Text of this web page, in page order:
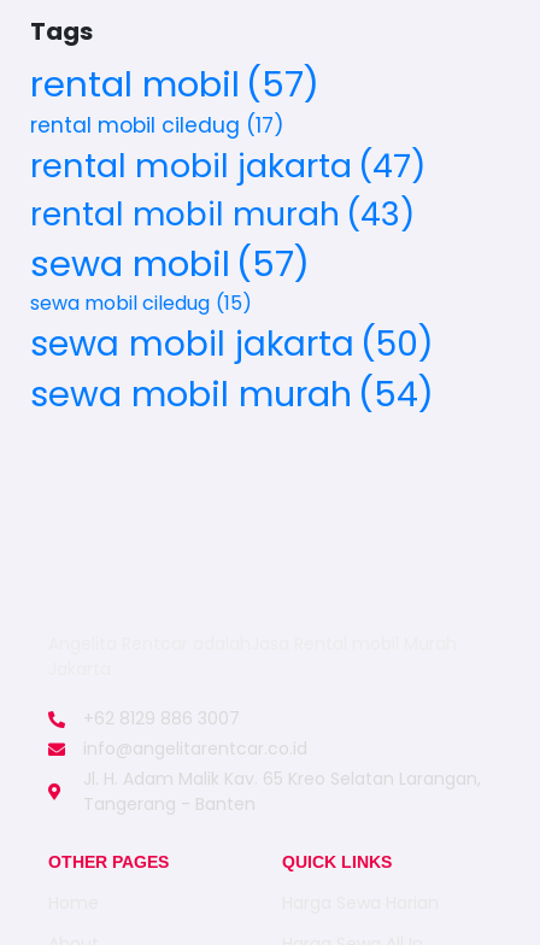
Tags
rental mobil (57)
rental mobil ciledug (17)
rental mobil jakarta (47)
rental mobil murah (43)
sewa mobil (57)
sewa mobil ciledug (15)
sewa mobil jakarta (50)
sewa mobil murah (54)
+62 8129 886 3007
info@angelitarentcar.co.id
Jl. H. Adam Malik Kav. 65 Kreo Selatan Larangan,
Tangerang - Banten
OTHER PAGES QUICK LINKS